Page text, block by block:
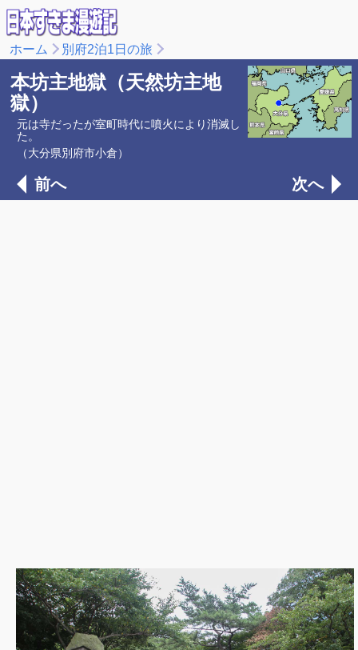
ホーム 別府2泊1日の旅
本坊主地獄（天然坊主地
獄）
元は寺だったが室町時代に噴火により消滅し
た。
（大分県別府市小倉）
前へ 次へ